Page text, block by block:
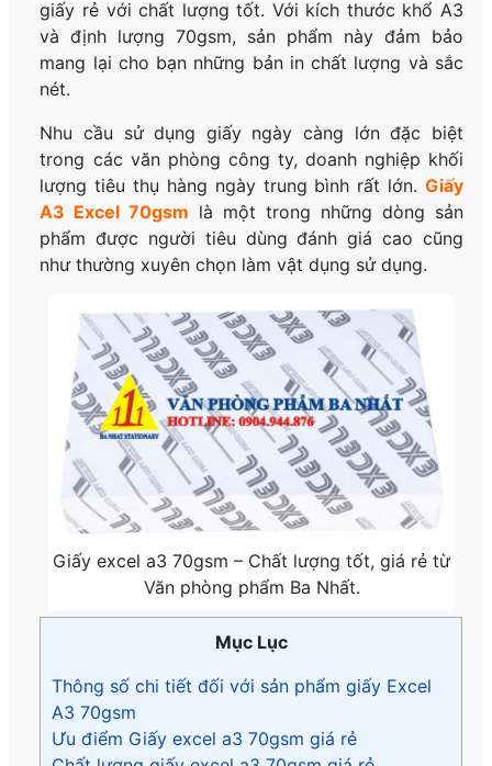
giấy rẻ với chất lượng tốt. Với kích thước khổ A3
và định lượng 70gsm, sản phẩm này đảm bảo
mang lại cho bạn những bản in chất lượng và sắc
nét.
Nhu cầu sử dụng giấy ngày càng lớn đặc biệt
trong các văn phòng công ty, doanh nghiệp khối
lượng tiêu thụ hàng ngày trung bình rất lớn. Giấy
A3 Excel 70gsm là một trong những dòng sản
phẩm được người tiêu dùng đánh giá cao cũng
như thường xuyên chọn làm vật dụng sử dụng.
Giấy excel a3 70gsm – Chất lượng tốt, giá rẻ từ
Văn phòng phẩm Ba Nhất.
Mục Lục
Thông số chi tiết đối với sản phẩm giấy Excel
A3 70gsm
Ưu điểm Giấy excel a3 70gsm giá rẻ